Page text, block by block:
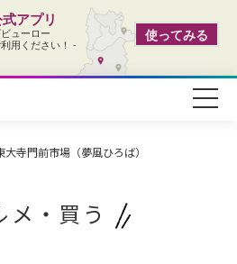
アプリ
ューロー
用ください！ -
使ってみる
大寺門前市場（夢風ひろば）
メ・買う